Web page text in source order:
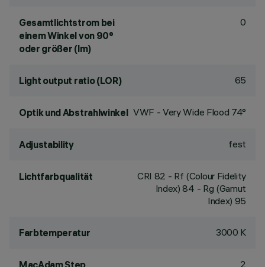
Gesamtlichtstrom bei
einem Winkel von 90°
oder größer (lm)
0
Light output ratio (LOR) 65
Optik und Abstrahlwinkel VWF - Very Wide Flood 74°
Adjustability fest
Lichtfarbqualität CRI 82 - Rf (Colour Fidelity
Index) 84 - Rg (Gamut
Index) 95
Farbtemperatur 3000 K
MacAdam Step 2